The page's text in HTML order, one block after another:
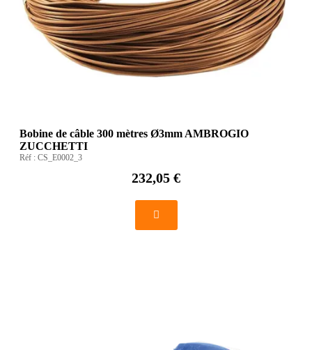
Bobine de câble 300 mètres Ø3mm AMBROGIO
ZUCCHETTI
Réf : CS_E0002_3
232,05 €